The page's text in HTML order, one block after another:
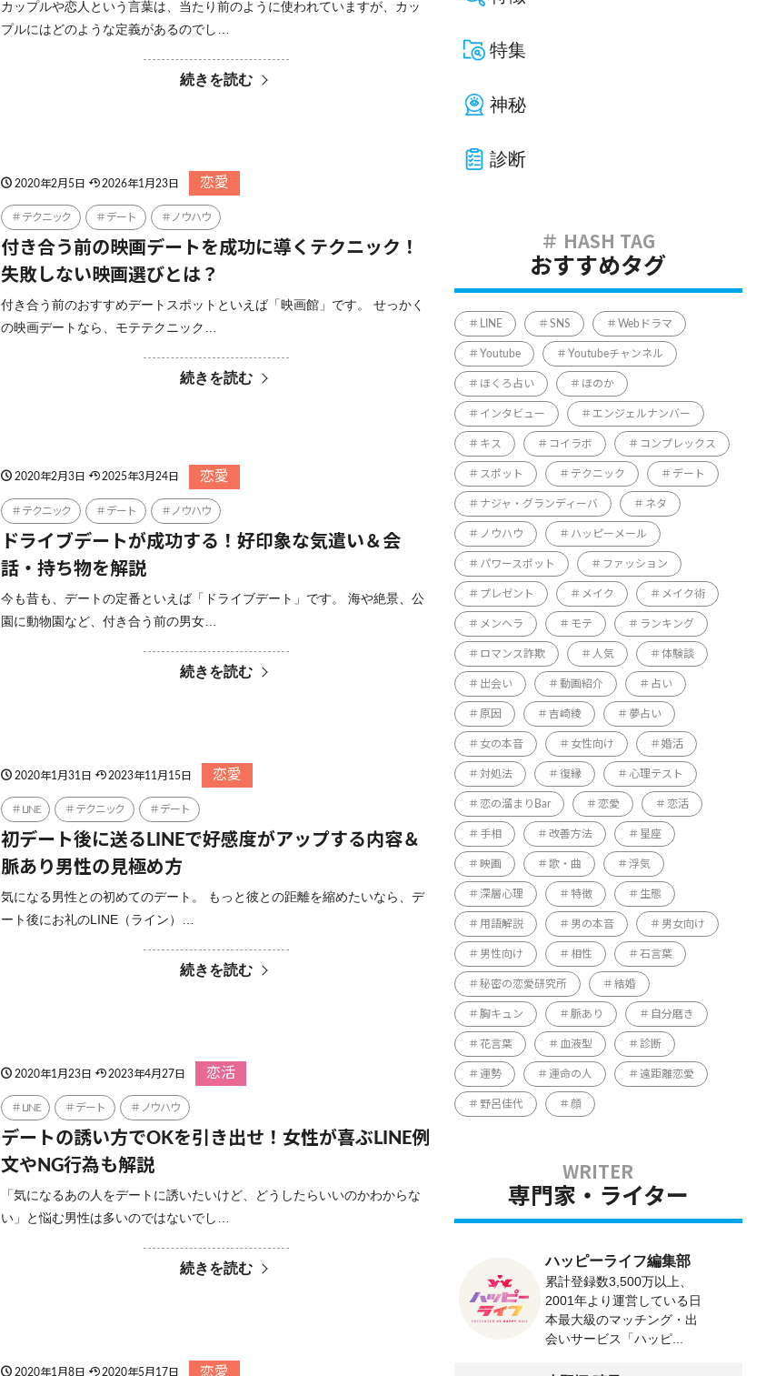
カップルや恋人という言葉は、当たり前のように使われていますが、カッ
プルにはどのような定義があるのでし…
続きを読む
2020年2月5日 2026年1月23日 恋愛
テクニック デート ノウハウ
付き合う前の映画デートを成功に導くテクニック！
失敗しない映画選びとは？
付き合う前のおすすめデートスポットといえば「映画館」です。 せっかく
の映画デートなら、モテテクニック…
続きを読む
2020年2月3日 2025年3月24日 恋愛
テクニック デート ノウハウ
ドライブデートが成功する！好印象な気遣い＆会
話・持ち物を解説
今も昔も、デートの定番といえば「ドライブデート」です。 海や絶景、公
園に動物園など、付き合う前の男女…
続きを読む
2020年1月31日 2023年11月15日 恋愛
LINE テクニック デート
初デート後に送るLINEで好感度がアップする内容＆
脈あり男性の見極め方
気になる男性との初めてのデート。 もっと彼との距離を縮めたいなら、デ
ート後にお礼のLINE（ライン）…
続きを読む
2020年1月23日 2023年4月27日 恋活
LINE デート ノウハウ
デートの誘い方でOKを引き出せ！女性が喜ぶLINE例
文やNG行為も解説
「気になるあの人をデートに誘いたいけど、どうしたらいいのかわからな
い」と悩む男性は多いのではないでし…
続きを読む
2020年1月8日 2020年5月17日 恋愛
特集
神秘
診断
おすすめタグ
LINE SNS Webドラマ
Youtube Youtubeチャンネル
ほくろ占い ほのか
インタビュー エンジェルナンバー
キス コイラボ コンプレックス
スポット テクニック デート
ナジャ・グランディーバ ネタ
ノウハウ ハッピーメール
パワースポット ファッション
プレゼント メイク メイク術
メンヘラ モテ ランキング
ロマンス詐欺 人気 体験談
出会い 動画紹介 占い
原因 吉崎綾 夢占い
女の本音 女性向け 婚活
対処法 復縁 心理テスト
恋の溜まりBar 恋愛 恋活
手相 改善方法 星座
映画 歌・曲 浮気
深層心理 特徴 生態
用語解説 男の本音 男女向け
男性向け 相性 石言葉
秘密の恋愛研究所 結婚
胸キュン 脈あり 自分磨き
花言葉 血液型 診断
運勢 運命の人 遠距離恋愛
野呂佳代 顔
専門家・ライター
ハッピーライフ編集部
累計登録数3,500万以上、
2001年より運営している日
本最大級のマッチング・出
会いサービス「ハッピ...